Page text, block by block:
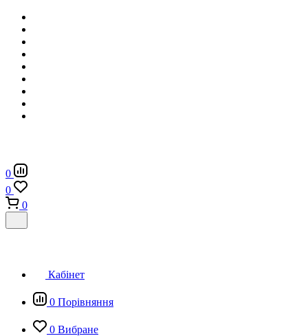
0
0
0
Кабінет
0 Порівняння
0 Вибране